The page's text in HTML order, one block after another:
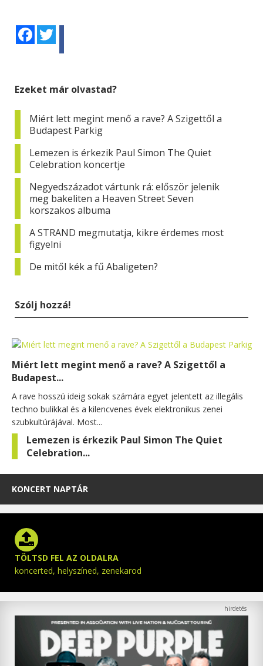
Facebook
Ezeket már olvastad?
Miért lett megint menő a rave? A Szigettől a
Budapest Parkig
Lemezen is érkezik Paul Simon The Quiet
Celebration koncertje
Negyedszázadot vártunk rá: először jelenik
meg bakeliten a Heaven Street Seven
korszakos albuma
A STRAND megmutatja, kikre érdemes most
figyelni
De mitől kék a fű Abaligeten?
Szólj hozzá!
Miért lett megint menő a rave? A Szigettől a
Budapest...
A rave hosszú ideig sokak számára egyet jelentett az illegális
techno bulikkal és a kilencvenes évek elektronikus zenei
szubkultúrájával. Most...
Lemezen is érkezik Paul Simon The Quiet
Celebration...
KONCERT NAPTÁR
TÖLTSD FEL AZ OLDALRA
koncerted, helyszíned, zenekarod